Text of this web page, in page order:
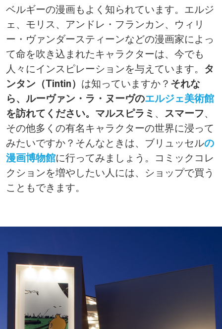
ベルギーの漫画もよく知られています。エルジ
ェ、モリス、アンドレ・フランカン、ウィリ
ー・ヴァンダースティーンなどの漫画家によっ
て命を吹き込まれたキャラクターは、今でも
人々にインスピレーションを与えています。 タ
ンタン（Tintin） は知っていますか？ それな
ら、ルーヴァン・ラ・ヌーヴのエルジェ美術館
を訪れてください。マルスピラミ 、 スマーフ、
その他多くの有名キャラクターの世界に浸って
みたいですか？そんなときは、ブリュッセルの
漫画博物館に行ってみましょう。コミックコレ
クションを増やしたい人には、ショップで買う
こともできます。